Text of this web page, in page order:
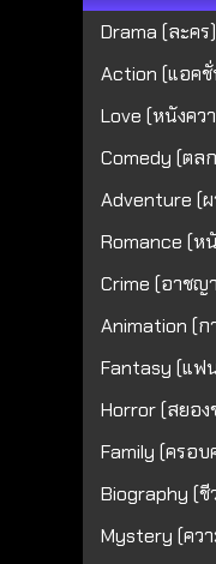
Drama (ละคร
Action (แอคชั่
Love (หนังคว
Comedy (ตล
Adventure (
Romance (ห
Crime (อาชญ
Animation (ก
Fantasy (แฟ
Horror (สยอ
Family (ครอบ
Biography (ชี
Mystery (คว